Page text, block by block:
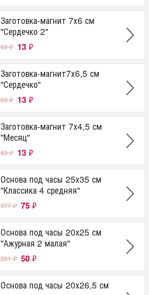
Заготовка-магнит 7х6 см
"Сердечко 2"
63₽ 13 ₽
Заготовка-магнит7х6,5 см
"Сердечко"
63₽ 13 ₽
Заготовка-магнит 7х4,5 см
"Месяц"
63₽ 13 ₽
Основа под часы 25х35 см
"Классика 4 средняя"
377₽ 75 ₽
Основа под часы 20х25 см
"Ажурная 2 малая"
251₽ 50 ₽
Основа под часы 20х26,5 см